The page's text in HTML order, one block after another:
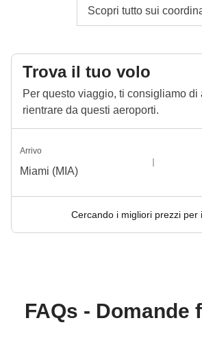
Scopri tutto sui
Trova il tuo volo
Per questo viaggio, ti consigliamo di
rientrare da questi aeroporti.
Arrivo
Miami (MIA)
Cercando i migliori prezzi per
FAQs - Domande